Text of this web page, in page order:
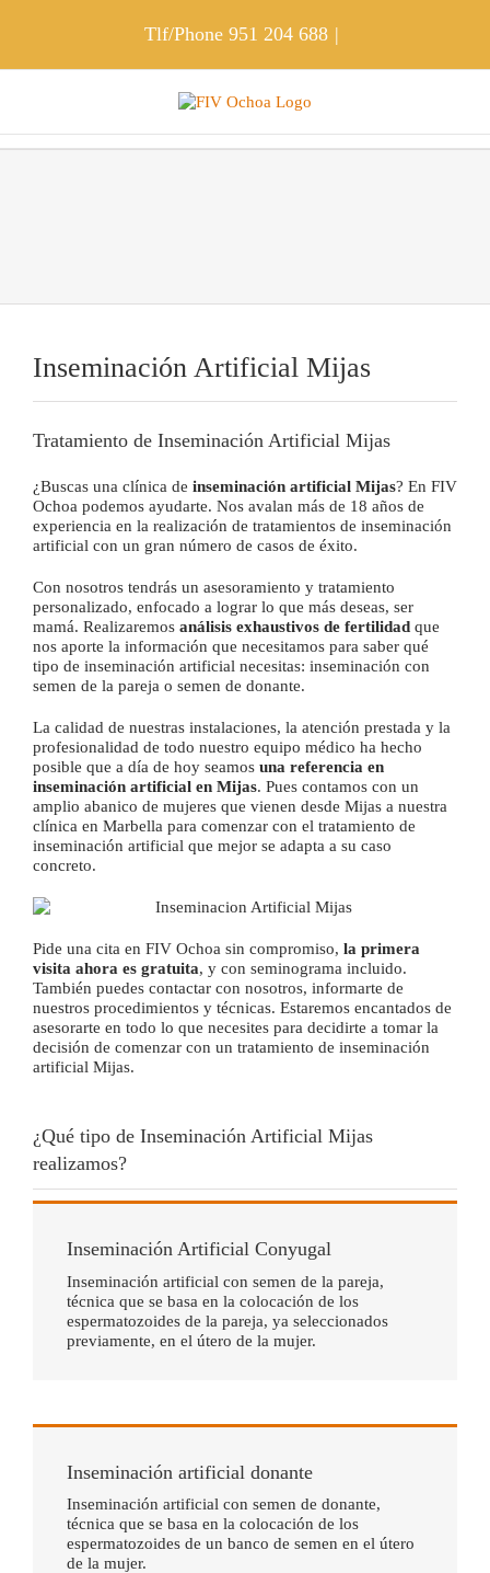
Tlf/Phone 951 204 688 |
Inseminación Artificial Mijas
Tratamiento de Inseminación Artificial Mijas
¿Buscas una clínica de inseminación artificial Mijas? En FIV
Ochoa podemos ayudarte. Nos avalan más de 18 años de
experiencia en la realización de tratamientos de inseminación
artificial con un gran número de casos de éxito.
Con nosotros tendrás un asesoramiento y tratamiento
personalizado, enfocado a lograr lo que más deseas, ser
mamá. Realizaremos análisis exhaustivos de fertilidad que
nos aporte la información que necesitamos para saber qué
tipo de inseminación artificial necesitas: inseminación con
semen de la pareja o semen de donante.
La calidad de nuestras instalaciones, la atención prestada y la
profesionalidad de todo nuestro equipo médico ha hecho
posible que a día de hoy seamos una referencia en
inseminación artificial en Mijas. Pues contamos con un
amplio abanico de mujeres que vienen desde Mijas a nuestra
clínica en Marbella para comenzar con el tratamiento de
inseminación artificial que mejor se adapta a su caso
concreto.
Pide una cita en FIV Ochoa sin compromiso, la primera
visita ahora es gratuita, y con seminograma incluido.
También puedes contactar con nosotros, informarte de
nuestros procedimientos y técnicas. Estaremos encantados de
asesorarte en todo lo que necesites para decidirte a tomar la
decisión de comenzar con un tratamiento de inseminación
artificial Mijas.
¿Qué tipo de Inseminación Artificial Mijas
realizamos?
Inseminación Artificial Conyugal
Inseminación artificial con semen de la pareja,
técnica que se basa en la colocación de los
espermatozoides de la pareja, ya seleccionados
previamente, en el útero de la mujer.
Inseminación artificial donante
Inseminación artificial con semen de donante,
técnica que se basa en la colocación de los
espermatozoides de un banco de semen en el útero
de la mujer.